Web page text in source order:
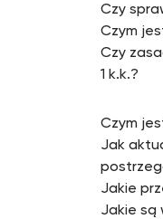
Czy
Czym
Czy
1 k.k.?
Czym
Jak
Jakie
Jakie są